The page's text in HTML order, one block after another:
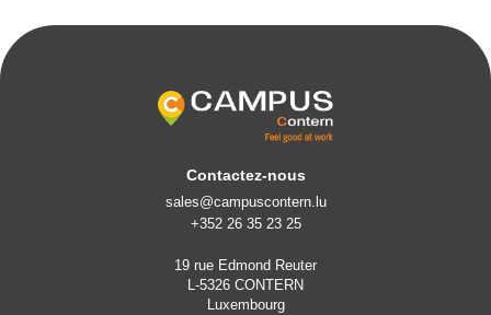
Contactez-nous
sales@campuscontern.lu
+352 26 35 23 25
19 rue Edmond Reuter
L-5326 CONTERN
Luxembourg